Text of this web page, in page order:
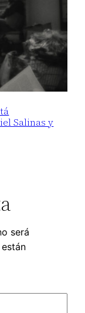
Salinas y
será